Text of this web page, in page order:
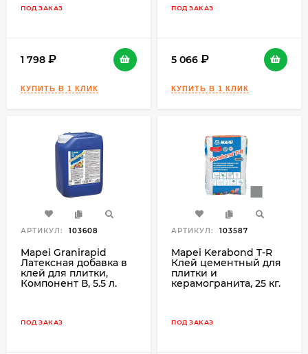
ПОД ЗАКАЗ
1 798
ПОД ЗАКАЗ
5 066
АРТИКУЛ: 103608
Mapei Granirapid
Латексная добавка в
клей для плитки,
Компонент В, 5.5 л.
ПОД ЗАКАЗ
АРТИКУЛ: 103587
Mapei Kerabond T-R
Клей цементный для
плитки и
керамогранита, 25 кг.
ПОД ЗАКАЗ